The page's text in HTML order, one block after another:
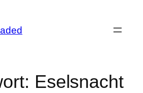
Eselsnacht